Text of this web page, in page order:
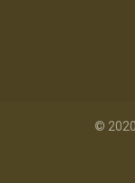
©